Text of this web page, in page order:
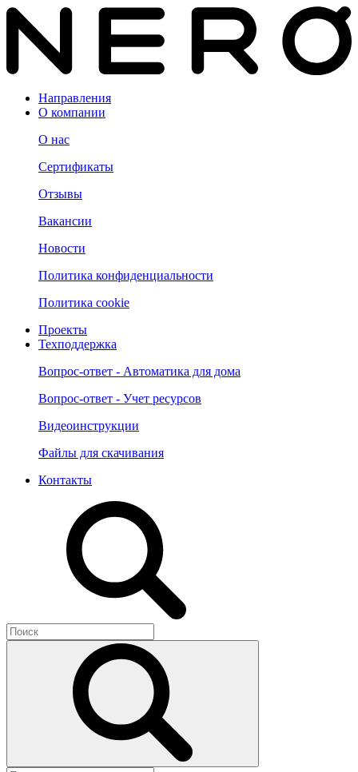
Направления
О компании
О нас
Сертификаты
Отзывы
Вакансии
Новости
Политика конфиденциальности
Политика cookie
Проекты
Техподдержка
Вопрос-ответ - Автоматика для дома
Вопрос-ответ - Учет ресурсов
Видеоинструкции
Файлы для скачивания
Контакты